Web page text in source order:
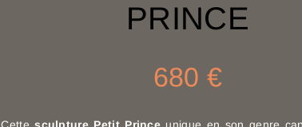
PRINCE
680 €